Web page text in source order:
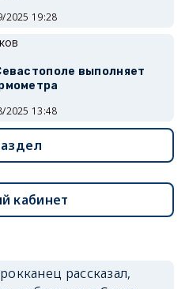
2025 19:28
выполняет
2025 13:48
кабинет
рассказал,